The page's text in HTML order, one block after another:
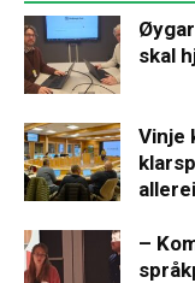
skal
Vinje
–